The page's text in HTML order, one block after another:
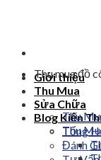
Giới thiệu
Thu Mua
Sửa Chữa
Blog Kiến
Tổng
Đánh
Thu mua đồ
Thu
Thu